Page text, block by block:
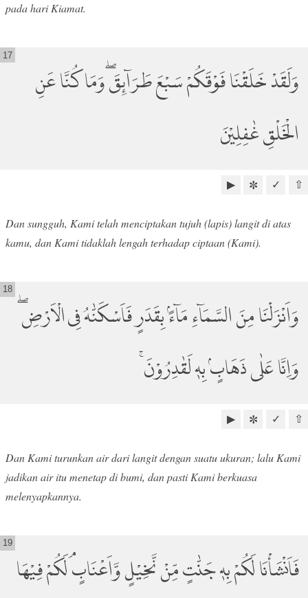
pada hari Kiamat.
وَلَقَدْ خَلَقْنَا فَوْقَكُمْ سَبْعَ طَرَاۤىِٕقَۖ وَمَا كُنَّا عَنِ
الْخَلْقِ غٰفِلِيْنَ
17
⇧
✓
✼
▶
Dan sungguh, Kami telah menciptakan tujuh (lapis) langit di atas
kamu, dan Kami tidaklah lengah terhadap ciptaan (Kami).
وَاَنْزَلْنَا مِنَ السَّمَاۤءِ مَاۤءًۢ بِقَدَرٍ فَاَسْكَنّٰهُ فِى الْاَرْضِۖ
وَاِنَّا عَلٰى ذَهَابٍۢ بِهٖ لَقٰدِرُوْنَ ۚ
18
⇧
✓
✼
▶
Dan Kami turunkan air dari langit dengan suatu ukuran; lalu Kami
jadikan air itu menetap di bumi, dan pasti Kami berkuasa
melenyapkannya.
فَاَنْشَأْنَا لَكُمْ بِهٖ جَنّٰتٍ مِّنْ نَّخِيْلٍ وَّاَعْنَابٍۘ لَكُمْ فِيْهَا
19